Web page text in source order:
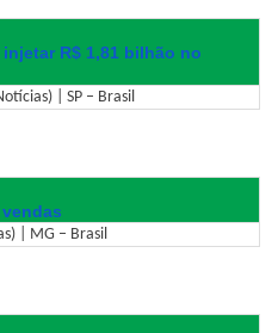
R$ 1,81 bilhão no
| SP – Brasil
| MG – Brasil